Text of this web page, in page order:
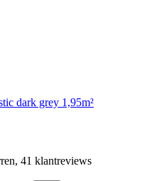
dark grey 1,95m²
41 klantreviews